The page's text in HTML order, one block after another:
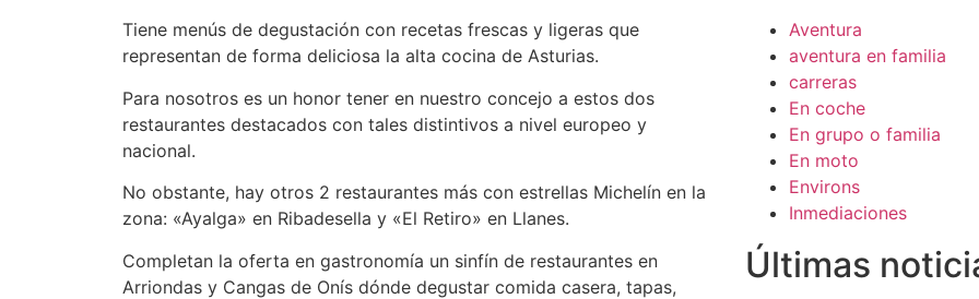
Tiene menús de degustación con recetas frescas y ligeras que
representan de forma deliciosa la alta cocina de Asturias.
Para nosotros es un honor tener en nuestro concejo a estos dos
restaurantes destacados con tales distintivos a nivel europeo y
nacional.
No obstante, hay otros 2 restaurantes más con estrellas Michelín en la
zona: «Ayalga» en Ribadesella y «El Retiro» en Llanes.
Completan la oferta en gastronomía un sinfín de restaurantes en
Arriondas y Cangas de Onís dónde degustar comida casera, tapas,
Aventura
aventura en familia
carreras
En coche
En grupo o familia
En moto
Environs
Inmediaciones
Últimas